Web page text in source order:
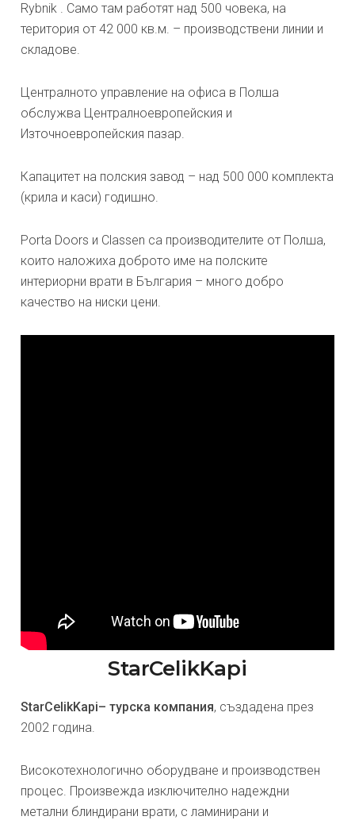
Rybnik . Само там работят над 500 човека, на
територия от 42 000 кв.м. – производствени линии и
складове.
Централното управление на офиса в Полша
обслужва Централноевропейския и
Източноевропейския пазар.
Капацитет на полския завод – над 500 000 комплекта
(крила и каси) годишно.
Porta Doors и Classen са производителите от Полша,
които наложиха доброто име на полските
интериорни врати в България – много добро
качество на ниски цени.
StarCelikKapi
StarCelikKapi– турска компания, създадена през
2002 година.
Високотехнологично оборудване и производствен
процес. Произвежда изключително надеждни
метални блиндирани врати, с ламинирани и